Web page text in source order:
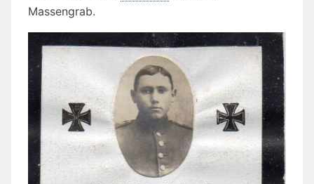
Massengrab.